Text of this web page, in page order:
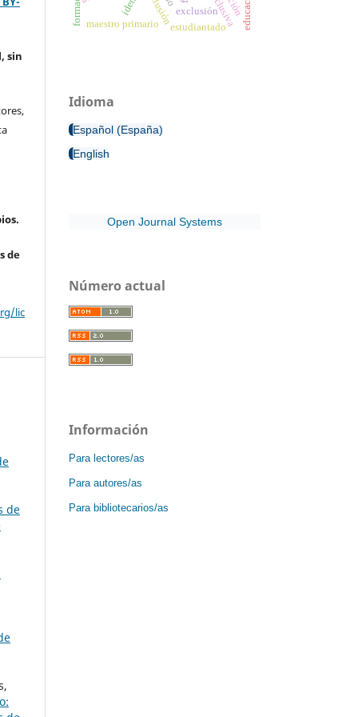
sin
de
lic
de
exclusión
maestro primario estudiantado
Idioma
Español (España)
English
Open Journal Systems
Número actual
Información
Para lectores/as
Para autores/as
Para bibliotecarios/as